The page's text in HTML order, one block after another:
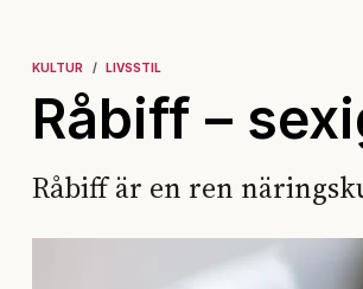
KULTUR LIVSSTIL
Råbiff –
Råbiff är en ren